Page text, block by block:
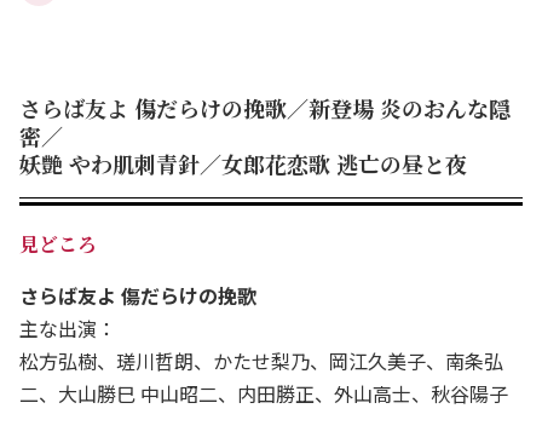
さらば友よ 傷だらけの挽歌／新登場 炎のおんな隠
密／
妖艶 やわ肌刺青針／女郎花恋歌 逃亡の昼と夜
見どころ
さらば友よ 傷だらけの挽歌
主な出演：
松方弘樹、瑳川哲朗、かたせ梨乃、岡江久美子、南条弘
二、大山勝巳 中山昭二、内田勝正、外山高士、秋谷陽子